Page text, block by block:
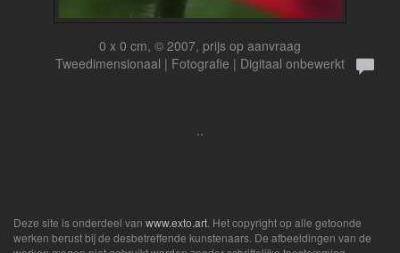
0 x 0 cm, © 2007, prijs op aanvraag
Tweedimensionaal | Fotografie | Digitaal onbewerkt
..
Deze site is onderdeel van www.exto.art . Het copyright op alle getoonde
werken berust bij de desbetreffende kunstenaars. De afbeeldingen van de